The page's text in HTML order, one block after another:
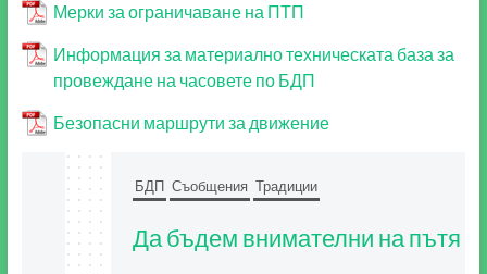
Мерки за ограничаване на ПТП
Информация за материално техническата база за
провеждане на часовете по БДП
Безопасни маршрути за движение
БДП Съобщения Традиции
Да бъдем внимателни на пътя